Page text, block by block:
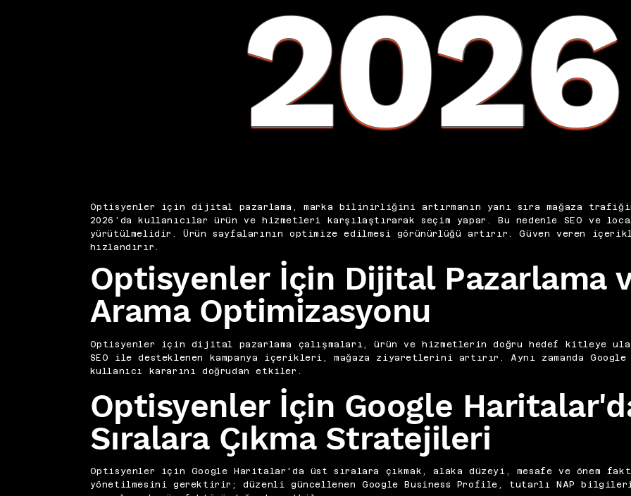
2026
Optisyenler için dijital pazarlama, marka bilinirliğini artırmanın yanı sıra mağaza
2026’da kullanıcılar ürün ve hizmetleri karşılaştırarak seçim yapar. Bu nedenle SEO ve
yürütülmelidir. Ürün sayfalarının optimize edilmesi görünürlüğü artırır. Güven veren
hızlandırır.
Optisyenler İçin Dijital Pazarlama
Arama Optimizasyonu
Optisyenler için dijital pazarlama çalışmaları, ürün ve hizmetlerin doğru hedef kitleye
SEO ile desteklenen kampanya içerikleri, mağaza ziyaretlerini artırır. Aynı zamanda
kullanıcı kararını doğrudan etkiler.
Optisyenler İçin Google
Sıralara Çıkma Stratejileri
Optisyenler için Google Haritalar'da üst sıralara çıkmak, alaka düzeyi, mesafe ve önem
yönetilmesini gerektirir; düzenli güncellenen Google Business Profile, tutarlı NAP